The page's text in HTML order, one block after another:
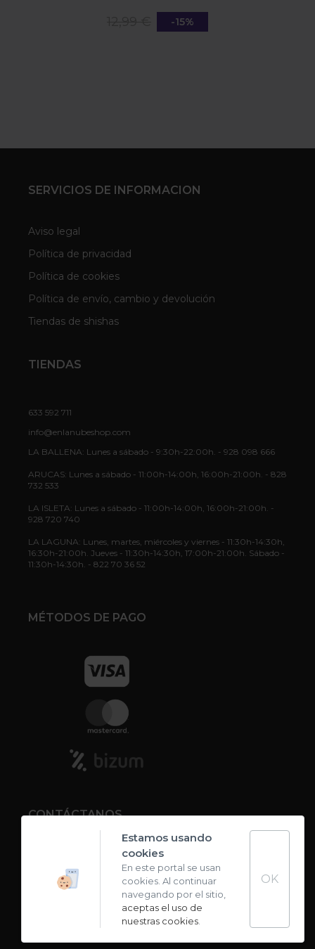
-15%
SERVICIOS DE INFORMACION
Aviso legal
Política de privacidad
Política de cookies
Política de envío, cambio y devolución
Tiendas de shishas
TIENDAS
633 592 711
info@enlanubeshop.com
LA BALLENA: Lunes a sábado - 9:30h-22:00h. - 928 098 666
ARUCAS: Lunes a sábado - 11:00h-14:00h, 16:00h-21:00h. - 828
732 533
LA ISLETA: Lunes a sábado - 11:00h-14:00h, 16:00h-21:00h. -
928 720 740
LA LAGUNA: Lunes, martes, miércoles y viernes - 11:30h-14:30h,
16:30h-21:00h. Jueves - 11:30h-14:30h, 17:00h-21:00h. Sábado -
11:30h-14:30h. - 822 70 36 52
MÉTODOS DE PAGO
CONTÁCTANOS
Carta de sabores
Estamos usando
cookies
En este portal se usan
cookies. Al continuar
navegando por el sitio,
aceptas el uso de
nuestras cookies.
OK